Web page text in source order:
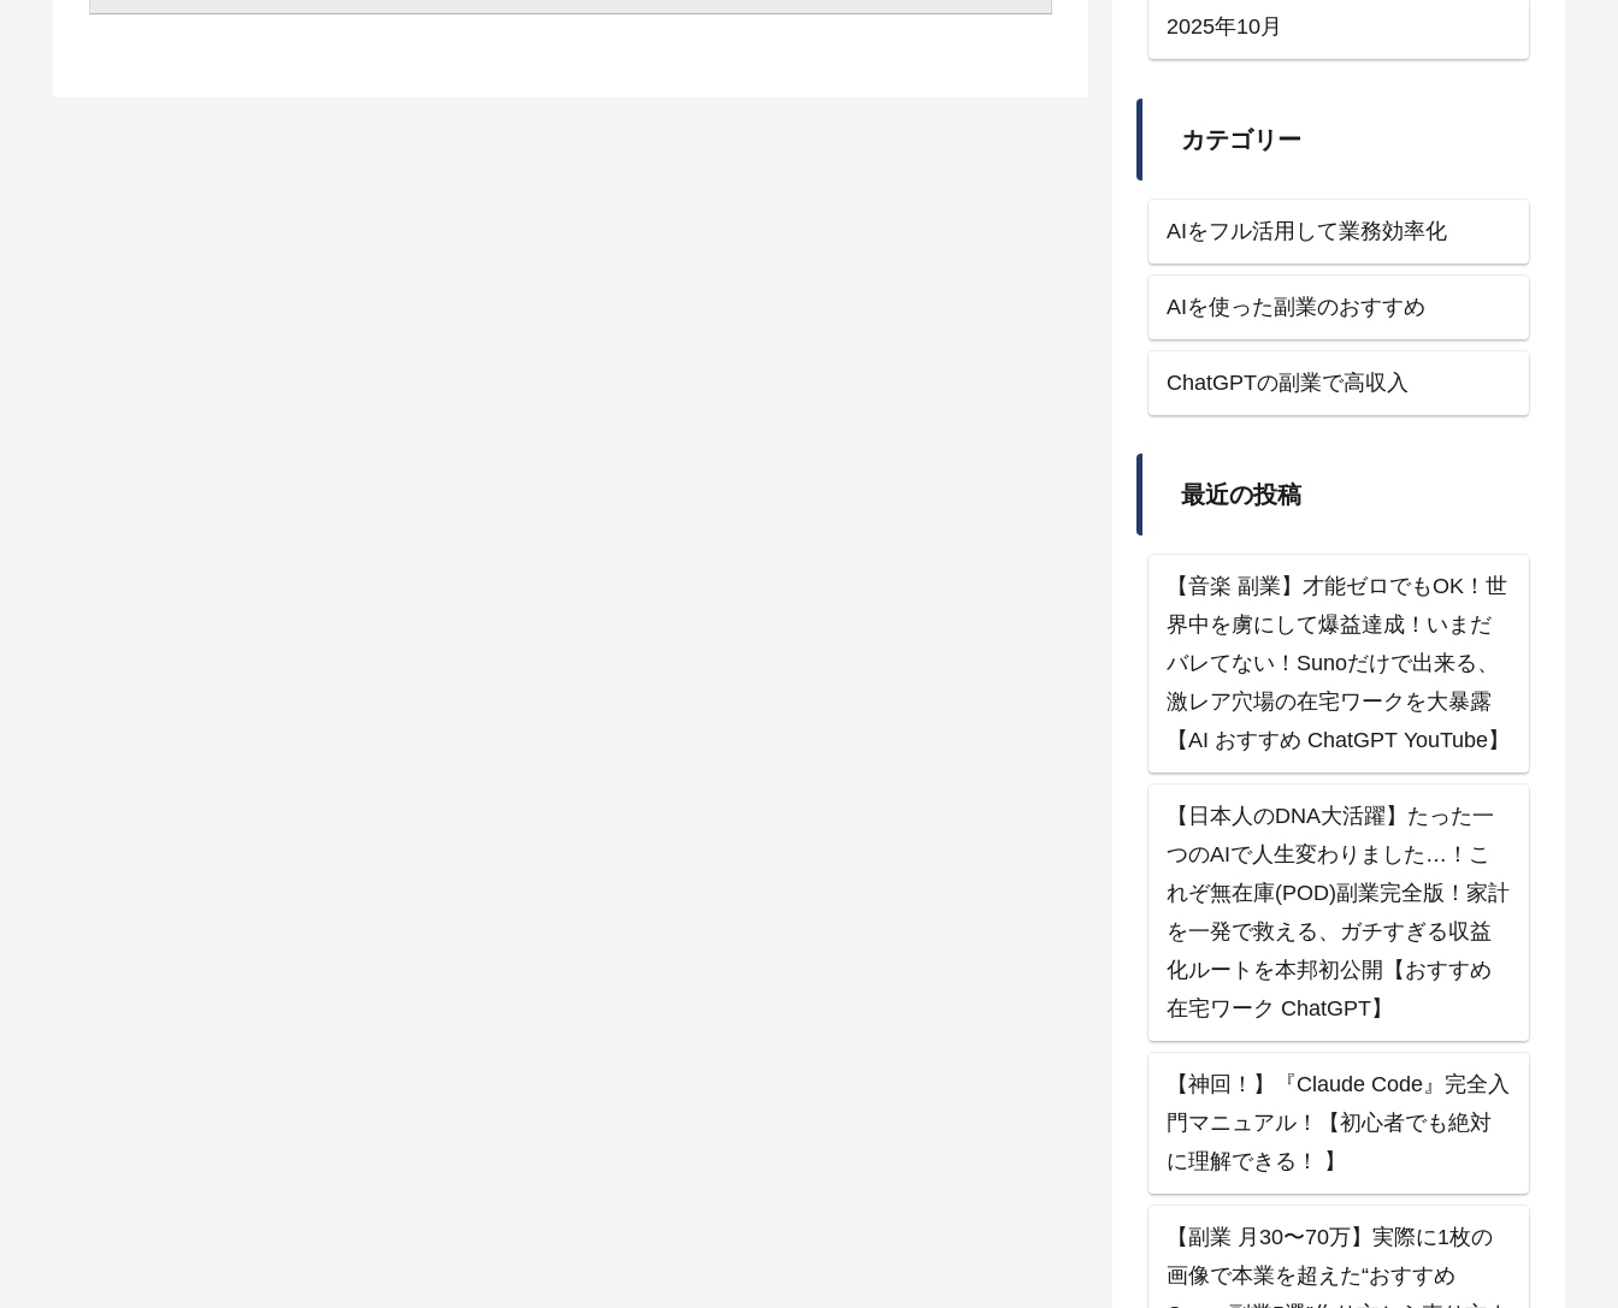
2025年10月
カテゴリー
AIをフル活用して業務効率化
AIを使った副業のおすすめ
ChatGPTの副業で高収入
最近の投稿
【音楽 副業】才能ゼロでもOK！世
界中を虜にして爆益達成！いまだ
バレてない！Sunoだけで出来る、
激レア穴場の在宅ワークを大暴露
【AI おすすめ ChatGPT YouTube】
【日本人のDNA大活躍】たった一
つのAIで人生変わりました…！こ
れぞ無在庫(POD)副業完全版！家計
を一発で救える、ガチすぎる収益
化ルートを本邦初公開【おすすめ
在宅ワーク ChatGPT】
【神回！】『Claude Code』完全入
門マニュアル！【初心者でも絶対
に理解できる！ 】
【副業 月30〜70万】実際に1枚の
画像で本業を超えた“おすすめ